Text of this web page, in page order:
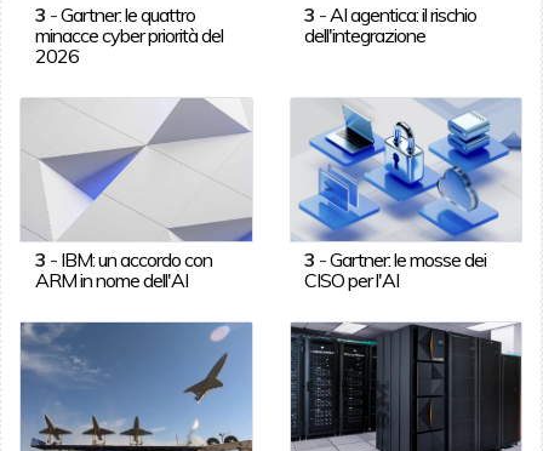
3 -Gartner: le quattro
minacce cyber priorità del
2026
3 - AI agentica: il rischio
dell'integrazione
3 - IBM: un accordo con
ARM in nome dell'AI
3 -Gartner: le mosse dei
CISO per l'AI